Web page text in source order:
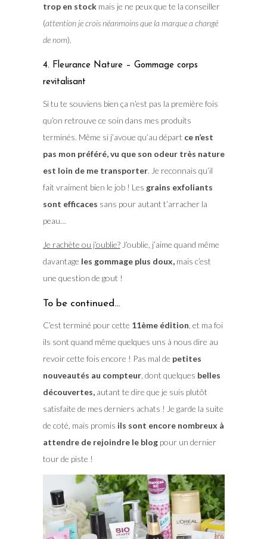
trop en stockmais je ne peux que te la conseiller
(attention je crois néanmoins que la marque a changé
de nom).
4. Fleurance Nature – Gommage corps
revitalisant
Si tu te souviens bien ça n’est pas la première fois
qu’on retrouve ce soin dans mes produits
terminés. Même si j’avoue qu’au départ ce n’est
pas mon préféré, vu que son odeur très nature
est loin de me transporter. Je reconnais qu’il
fait vraiment bien le job ! Les grains exfoliants
sont efficaces sans pour autant t’arracher la
peau…
Je rachète ou j’oublie?J’oublie, j’aime quand même
davantage les gommage plus doux,mais c’est
une question de gout !
To be continued…
C’est terminé pour cette 11ème édition , et ma foi
ils sont quand même quelques uns à nous dire au
revoir cette fois encore ! Pas mal de petites
nouveautés au compteur, dont quelques belles
découvertes,autant te dire que je suis plutôt
satisfaite de mes derniers achats ! Je garde la suite
de coté, mais promis ils sont encore nombreux à
attendre de rejoindre le blogpour un dernier
tour de piste !